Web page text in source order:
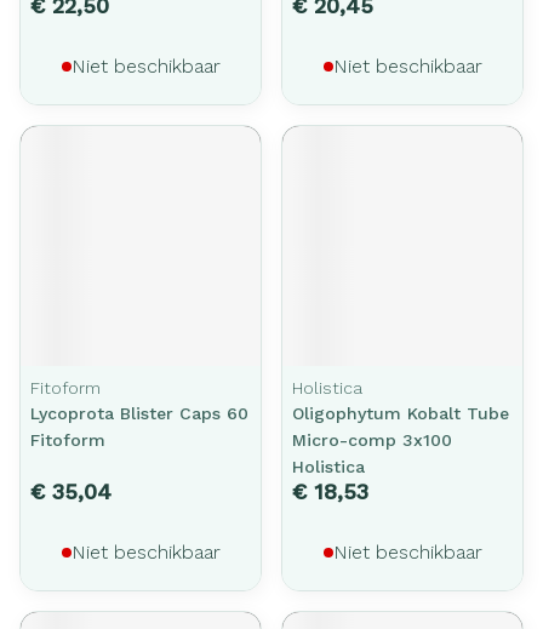
€ 22,50
Niet beschikbaar
€ 20,45
Niet beschikbaar
Fitoform
Lycoprota Blister Caps 60
Fitoform
€ 35,04
Niet beschikbaar
Holistica
Oligophytum Kobalt Tube
Micro-comp 3x100
Holistica
€ 18,53
Niet beschikbaar